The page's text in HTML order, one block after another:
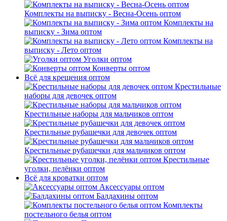
Комплекты на выписку - Весна-Осень оптом
Комплекты на
выписку - Зима оптом
Комплекты на
выписку - Лето оптом
Уголки оптом
Конверты оптом
Всё для крещения оптом
Крестильные
наборы для девочек оптом
Крестильные наборы для мальчиков оптом
Крестильные рубашечки для девочек оптом
Крестильные рубашечки для мальчиков оптом
Крестильные
уголки, пелёнки оптом
Всё для кроватки оптом
Аксессуары оптом
Балдахины оптом
Комплекты
постельного белья оптом